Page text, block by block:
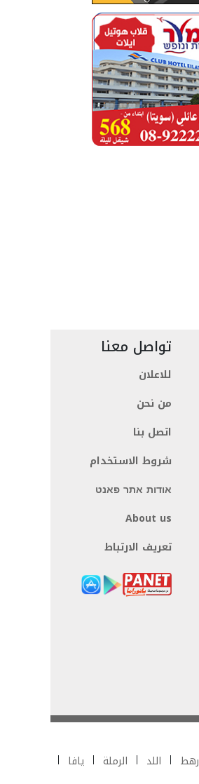
تواصل معنا
للاعلان
من نحن
اتصل بنا
شروط الاستخدام
אודות אתר פאנט
About us
تعريف الارتباط
رهط اللد الرملة يافا